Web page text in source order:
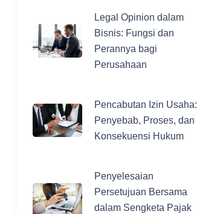
Legal Opinion dalam
Bisnis: Fungsi dan
Perannya bagi
Perusahaan
Pencabutan Izin Usaha:
Penyebab, Proses, dan
Konsekuensi Hukum
Penyelesaian
Persetujuan Bersama
dalam Sengketa Pajak